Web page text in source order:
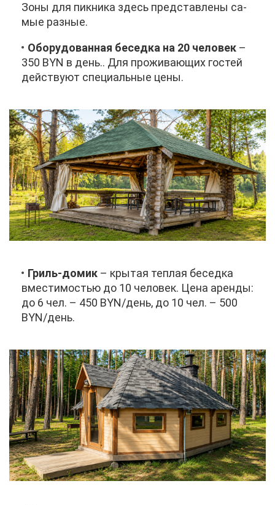
Зо­ны для пик­ни­ка здесь пред­став­ле­ны са­
мые раз­ные.
Обо­ру­до­ван­ная бе­сед­ка на 20 че­ло­век –
350 BYN в день.. Для про­жи­ва­ю­щих го­стей
дей­ству­ют спе­ци­аль­ные це­ны.
Гриль-до­мик – кры­тая теп­лая бе­сед­ка
вме­сти­мо­стью до 10 че­ло­век. Це­на арен­ды:
до 6 чел. – 450 BYN/день, до 10 чел. – 500
BYN/день.